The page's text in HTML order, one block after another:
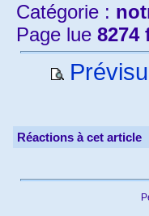
Catégorie :
Page lue 8274
Réactions à cet article